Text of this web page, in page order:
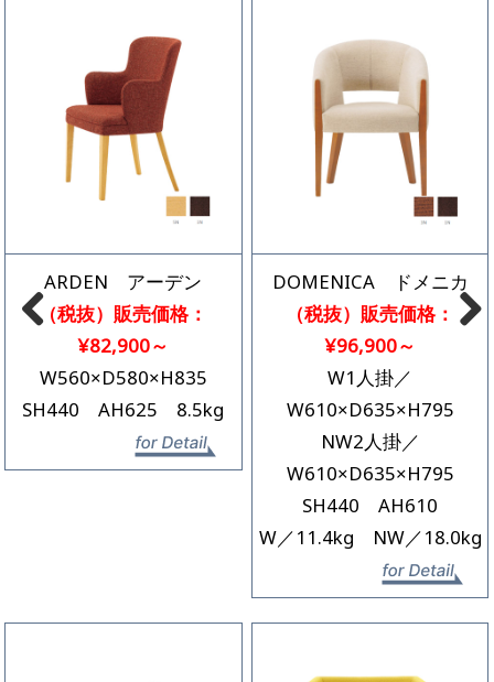
Previous
ARDEN アーデン
（税抜）販売価格：
¥82,900～
W560×D580×H835
SH440 AH625 8.5kg
DOMENICA ドメニカ
（税抜）販売価格：
¥96,900～
W1人掛／
W610×D635×H795
NW2人掛／
W610×D635×H795
SH440 AH610
W／11.4kg NW／18.0kg